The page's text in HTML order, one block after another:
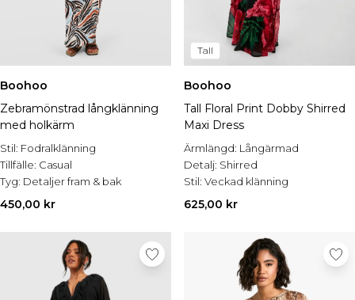
Boohoo
Zebramönstrad långklänning
med holkärm
Stil: Fodralklänning
Tillfälle: Casual
Tyg: Detaljer fram & bak
450,00 kr
Tall
Boohoo
Tall Floral Print Dobby Shirred
Maxi Dress
Ärmlängd: Långärmad
Detalj: Shirred
Stil: Veckad klänning
625,00 kr